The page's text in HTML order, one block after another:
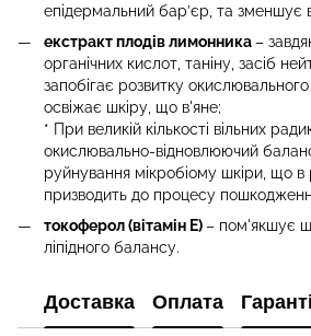
епідермальний бар’єр, та зменшує
екстракт плодів лимонника –
органічних кислот, таніну, засіб
запобігає розвитку окислювального
освіжає шкіру, що в'яне;
* При великій кількості вільних
окислювально-відновлюючий
руйнування мікробіому шкіри, що в
призводить до процесу
токоферол (вітамін Е) – пом'якшує
ліпідного балансу.
Доставка Оплата